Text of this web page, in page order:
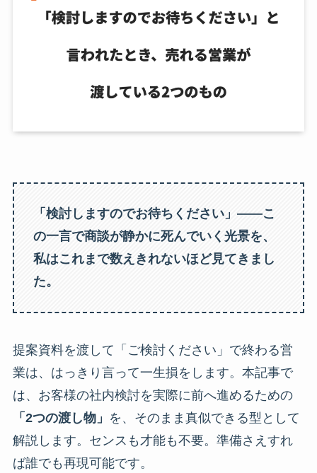
「検討しますのでお待ちください」——こ
の一言で商談が静かに死んでいく光景を、
私はこれまで数えきれないほど見てきまし
た。
提案資料を渡して「ご検討ください」で終わる営
業は、はっきり言って一生損をします。本記事で
は、お客様の社内検討を実際に前へ進めるための
「2つの渡し物」 を、そのまま真似できる型として
解説します。センスも才能も不要。準備さえすれ
ば誰でも再現可能です。